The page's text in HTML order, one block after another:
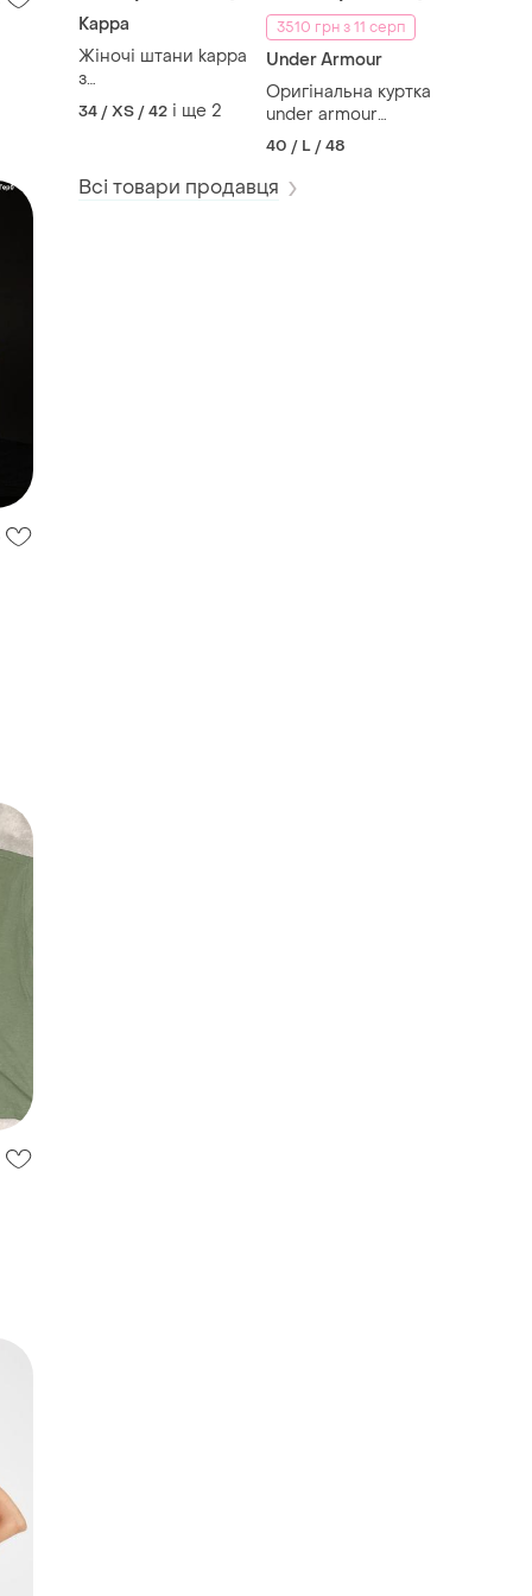
Kappa
Жіночі штани kappa
з
лампасами,женские
штаны kappa с
34 / XS / 42 і ще 2
3510 грн з 11 серп
Under Armour
Оригінальна куртка
under armour
project rock anorak,
оригинальная
мужская куртка
under armour
40 / L / 48
Всі товари продавця